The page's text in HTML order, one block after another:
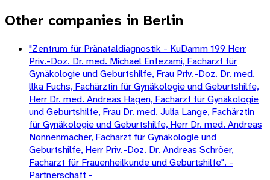
Other companies in Berlin
"Zentrum für Pränataldiagnostik - KuDamm 199 Herr
Priv.-Doz. Dr. med. Michael Entezami, Facharzt für
Gynäkologie und Geburtshilfe, Frau Priv.-Doz. Dr. med.
llka Fuchs, Fachärztin für Gynäkologie und Geburtshilfe,
Herr Dr. med. Andreas Hagen, Facharzt für Gynäkologie
und Geburtshilfe, Frau Dr. med. Julia Lange, Fachärztin
für Gynäkologie und Geburtshilfe, Herr Dr. med. Andreas
Nonnenmacher, Facharzt für Gynäkologie und
Geburtshilfe, Herr Priv.-Doz. Dr. Andreas Schröer,
Facharzt für Frauenheilkunde und Geburtshilfe". -
Partnerschaft -